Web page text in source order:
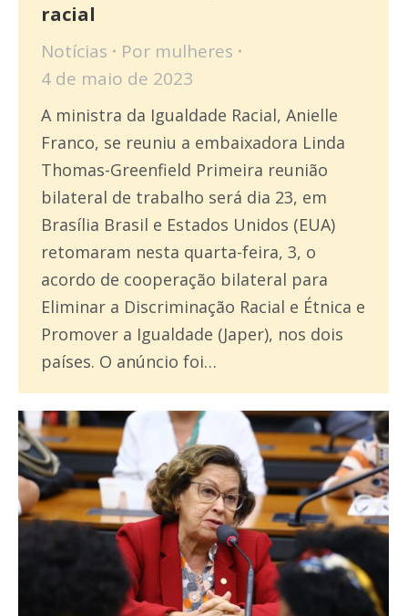
racial
Notícias Por mulheres
4 de maio de 2023
A ministra da Igualdade Racial, Anielle
Franco, se reuniu a embaixadora Linda
Thomas-Greenfield Primeira reunião
bilateral de trabalho será dia 23, em
Brasília Brasil e Estados Unidos (EUA)
retomaram nesta quarta-feira, 3, o
acordo de cooperação bilateral para
Eliminar a Discriminação Racial e Étnica e
Promover a Igualdade (Japer), nos dois
países. O anúncio foi…